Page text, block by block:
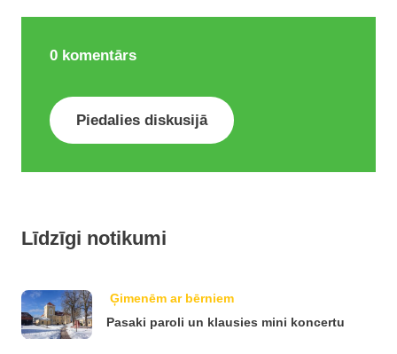
0 komentārs
Piedalies diskusijā
Līdzīgi notikumi
Ģimenēm ar bērniem
Pasaki paroli un klausies mini koncertu